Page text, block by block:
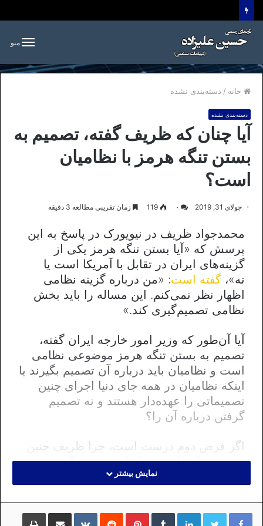
منو
خانه / دسته‌بندی نشده
دسته‌بندی نشده
آیا چنان که ظریف گفته، تصمیم به
بستن تنگه هرمز با نظامیان
است؟
جولای 31, 2019 ۰ 119 زمان تقریبی مطالعه 3 دقیقه
محمدجواد ظریف در نیویورک در پاسخ به این
پرسش که «آیا بستن تنگه هرمز یکی از
گزینه‌های ایران در تقابل با آمریکا است یا
نه»، گفته است: «من درباره گزینه نظامی
اظهار نظر نمی‌کنم. این مساله را باید بخش
نظامی تصمیم‌گیری کند.»
آیا آن‌طور که وزیر امور خارجه ایران گفته،
تصمیم به بستن تنگه هرمز موضوعی نظامی
است و نظامیان باید درباره آن تصمیم بگیرند یا
اینکه نظامیان در همه جای دنیا اجرای چنین
تصمیماتی را عهده‌دار هستند و نه تصمیم
گرفتن درباره آن را؟
اگر فرض دوم درست است، چرا ظریف چنین
حقیقتی را «وارونه» بازتاب می‌دهد؟ معنی
محتمل چنین اظهار نظری چیست؟
در رد اظهار نظر ظریف که تصمیم‌گیری درباره
بستن تنگه هرمز را به عهده نظامیان دانسته،
نمایش بیشتر
لینکداینتامبلر پینتریستReddit
VKontakte
اشتراک گذاری با ایمیل چاپ